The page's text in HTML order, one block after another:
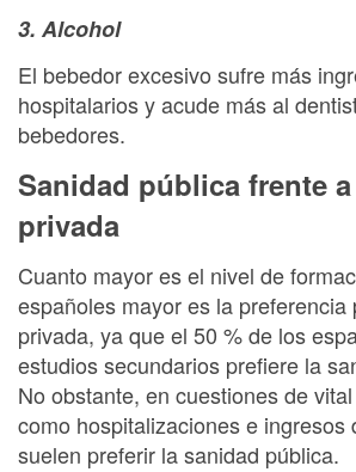
3. Alcohol
El bebedor excesivo sufre más
hospitalarios y acude más al
bebedores.
Sanidad pública frente
privada
Cuanto mayor es el nivel de
españoles mayor es la preferencia
privada, ya que el 50 % de los
estudios secundarios prefiere la
No obstante, en cuestiones de
como hospitalizaciones e ingresos
suelen preferir la sanidad pública.